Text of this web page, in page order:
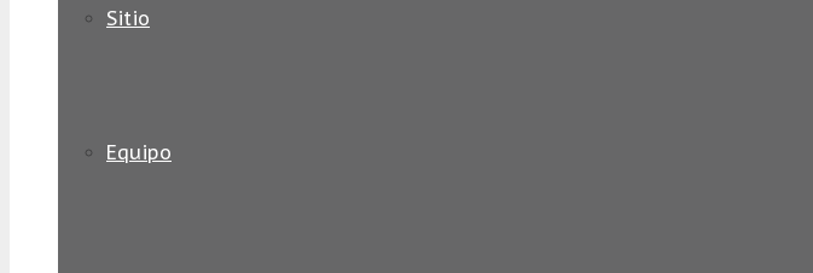
Sitio
Equipo